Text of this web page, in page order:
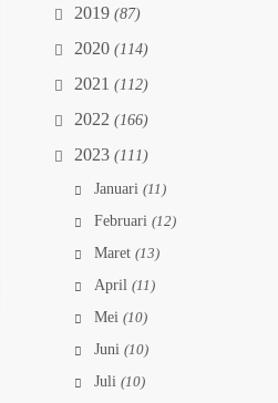
2019(87)
2020(114)
2021(112)
2022(166)
2023(111)
Januari(11)
Februari(12)
Maret(13)
April(11)
Mei(10)
Juni(10)
Juli(10)